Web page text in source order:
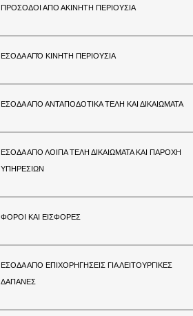
ΠΡΟΣΟΔΟΙ ΑΠΟ ΑΚΙΝΗΤΗ ΠΕΡΙΟΥΣΙΑ
ΕΣΟΔΑ ΑΠΌ ΚΙΝΗΤΗ ΠΕΡΙΟΥΣΙΑ
ΕΣΟΔΑ ΑΠΟ ΑΝΤΑΠΟΔΟΤΙΚΑ ΤΕΛΗ ΚΑΙ ΔΙΚΑΙΩΜΑΤΑ
ΕΣΟΔΑ ΑΠΟ ΛΟΙΠΑ ΤΕΛΗ ΔΙΚΑΙΩΜΑΤΑ ΚΑΙ ΠΑΡΟΧΗ
ΥΠΗΡΕΣΙΩΝ
ΦΟΡΟΙ ΚΑΙ ΕΙΣΦΟΡΕΣ
ΕΣΟΔΑ ΑΠΟ ΕΠΙΧΟΡΗΓΗΣΕΙΣ ΓΙΑ ΛΕΙΤΟΥΡΓΙΚΕΣ
ΔΑΠΑΝΕΣ